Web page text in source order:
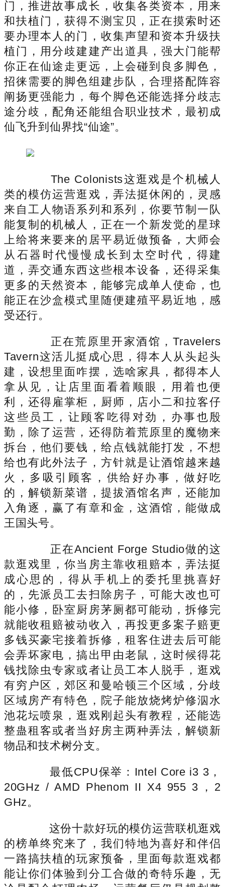
门，推进故事成长，收集各类资本，用来
和扶植门，获得不测宝贝，正在摸索时还
要办理本人的门，收集声望和资本升级扶
植门，用分歧建建产出道具，强大门能帮
你正在仙途走更远，上会碰到良多脚色，
招徕需要的脚色组建步队，合理搭配阵容
阐扬更强能力，每个脚色还能选择分歧志
途分歧，配角还能组合职业技术，最初成
仙飞升到仙界找“仙途”。
The Colonists这逛戏是个机械人
类的模仿运营逛戏，弄法挺休闲的，灵感
来自工人物语系列和系列，你要节制一队
能复制的机械人，正在一个新发觉的星球
上给将来要来的居平易近做预备，大师会
从石器时代慢慢成长到太空时代，得建
道，弄交通东西这些根本设备，还得采集
更多的天然资本，能够完成单人使命，也
能正在沙盒模式里随便建殖平易近地，感
受还行。
正在荒原里开家酒馆，Travelers
Tavern这活儿挺成心思，得本人从头起头
建，设想里面咋摆，选啥家具，都得本人
拿从见，让店里面看着顺眼，用着也便
利，还得雇掌柜，厨师，店小二和拉客仔
这些员工，让顾客吃得对劲，办事也殷
勤，除了运营，还得防着荒原里的魔物来
拆台，他们要钱，给点钱就能打发，不想
给也有此外法子，方针就是让酒馆越来越
火，多吸引顾客，供给好办事，做好吃
的，解锁新菜谱，提拔酒馆名声，还能加
入角逐，赢了有章和金，这酒馆，能做成
王国头号。
正在Ancient Forge Studio做的这
款逛戏里，你当房主靠收租赔本，弄法挺
成心思的，得从手机上的委托里挑喜好
的，先派员工去扫除房子，可能大改也可
能小修，卧室厨房茅厕都可能动，拆修完
就能收租赔被动收入，再投更多案子赔更
多钱买豪宅接着拆修，租客住进去后可能
会弄坏家电，搞出甲由老鼠，这时候得花
钱找除虫专家或者让员工本人脱手，逛戏
有穷户区，郊区和曼哈顿三个区域，分歧
区域房产有特色，院子能放烧烤炉修泅水
池花坛喷泉，逛戏刚起头有教程，还能选
整蛊租客或者当好房主两种弄法，解锁新
物品和技术树分支。
最低CPU保举：Intel Core i3 3，
20GHz / AMD Phenom II X4 955 3，2
GHz。
这份十款好玩的模仿运营联机逛戏
的榜单终究来了，我们特地为喜好和伴侣
一路搞扶植的玩家预备，里面每款逛戏都
能让你们体验到分工合做的奇特乐趣，无